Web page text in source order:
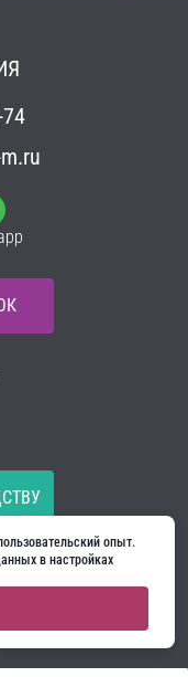
компании
двери
опыт.
в настройках